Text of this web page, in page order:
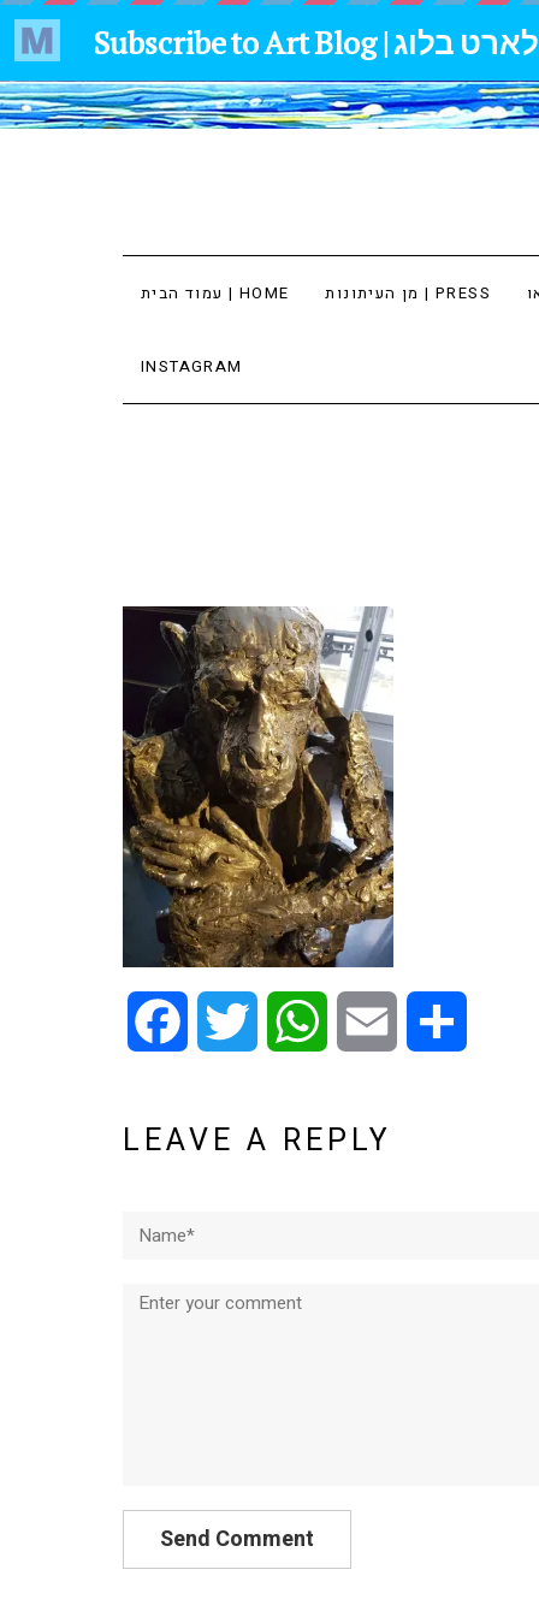
עמוד הבית | HOME מן העיתונות | PRESS
INSTAGRAM
Facebook Twitter WhatsApp Email
LEAVE A REPLY
Comment